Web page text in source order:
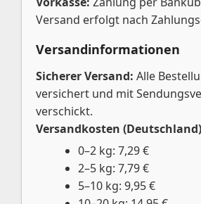
Versand erfolgt nach
Versandinformationen
Sicherer Versand: Alle
versichert und mit
verschickt.
Versandkosten
0–2 kg: 7,29 €
2–5 kg: 7,79 €
5–10 kg: 9,95 €